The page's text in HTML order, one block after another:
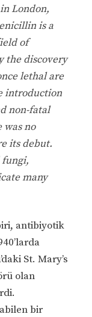
London,
is a
of
the discovery
lethal are
introduction
non-fatal
was no
its debut.
many
antibiyotik
St. Mary’s
olan
bir